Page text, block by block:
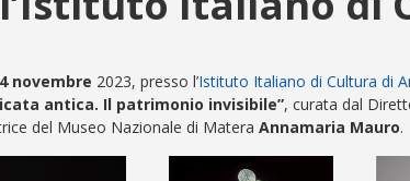
novembre 2023, presso l’Istituto Italiano di Cultura di
antica. Il patrimonio invisibile”, curata dal
del Museo Nazionale di Matera Annamaria Mauro.